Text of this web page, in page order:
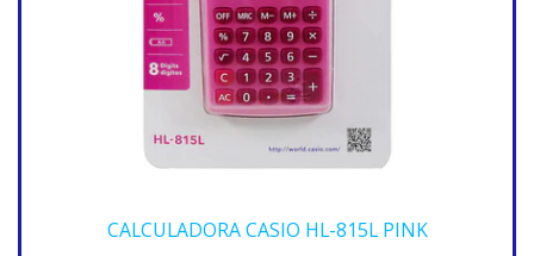
CALCULADORA CASIO HL-815L PINK